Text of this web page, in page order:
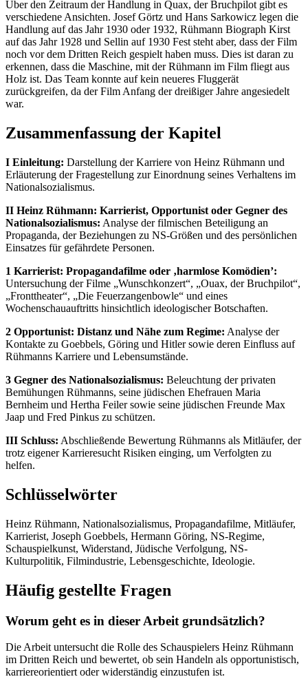
Über den Zeitraum der Handlung in Quax, der Bruchpilot gibt es
verschiedene Ansichten. Josef Görtz und Hans Sarkowicz legen die
Handlung auf das Jahr 1930 oder 1932, Rühmann Biograph Kirst
auf das Jahr 1928 und Sellin auf 1930 Fest steht aber, dass der Film
noch vor dem Dritten Reich gespielt haben muss. Dies ist daran zu
erkennen, dass die Maschine, mit der Rühmann im Film fliegt aus
Holz ist. Das Team konnte auf kein neueres Fluggerät
zurückgreifen, da der Film Anfang der dreißiger Jahre angesiedelt
war.
Zusammenfassung der Kapitel
I Einleitung: Darstellung der Karriere von Heinz Rühmann und
Erläuterung der Fragestellung zur Einordnung seines Verhaltens im
Nationalsozialismus.
II Heinz Rühmann: Karrierist, Opportunist oder Gegner des
Nationalsozialismus: Analyse der filmischen Beteiligung an
Propaganda, der Beziehungen zu NS-Größen und des persönlichen
Einsatzes für gefährdete Personen.
1 Karrierist: Propagandafilme oder ‚harmlose Komödien’:
Untersuchung der Filme „Wunschkonzert“, „Ouax, der Bruchpilot“,
„Fronttheater“, „Die Feuerzangenbowle“ und eines
Wochenschauauftritts hinsichtlich ideologischer Botschaften.
2 Opportunist: Distanz und Nähe zum Regime: Analyse der
Kontakte zu Goebbels, Göring und Hitler sowie deren Einfluss auf
Rühmanns Karriere und Lebensumstände.
3 Gegner des Nationalsozialismus: Beleuchtung der privaten
Bemühungen Rühmanns, seine jüdischen Ehefrauen Maria
Bernheim und Hertha Feiler sowie seine jüdischen Freunde Max
Jaap und Fred Pinkus zu schützen.
III Schluss: Abschließende Bewertung Rühmanns als Mitläufer, der
trotz eigener Karrieresucht Risiken einging, um Verfolgten zu
helfen.
Schlüsselwörter
Heinz Rühmann, Nationalsozialismus, Propagandafilme, Mitläufer,
Karrierist, Joseph Goebbels, Hermann Göring, NS-Regime,
Schauspielkunst, Widerstand, Jüdische Verfolgung, NS-
Kulturpolitik, Filmindustrie, Lebensgeschichte, Ideologie.
Häufig gestellte Fragen
Worum geht es in dieser Arbeit grundsätzlich?
Die Arbeit untersucht die Rolle des Schauspielers Heinz Rühmann
im Dritten Reich und bewertet, ob sein Handeln als opportunistisch,
karriereorientiert oder widerständig einzustufen ist.